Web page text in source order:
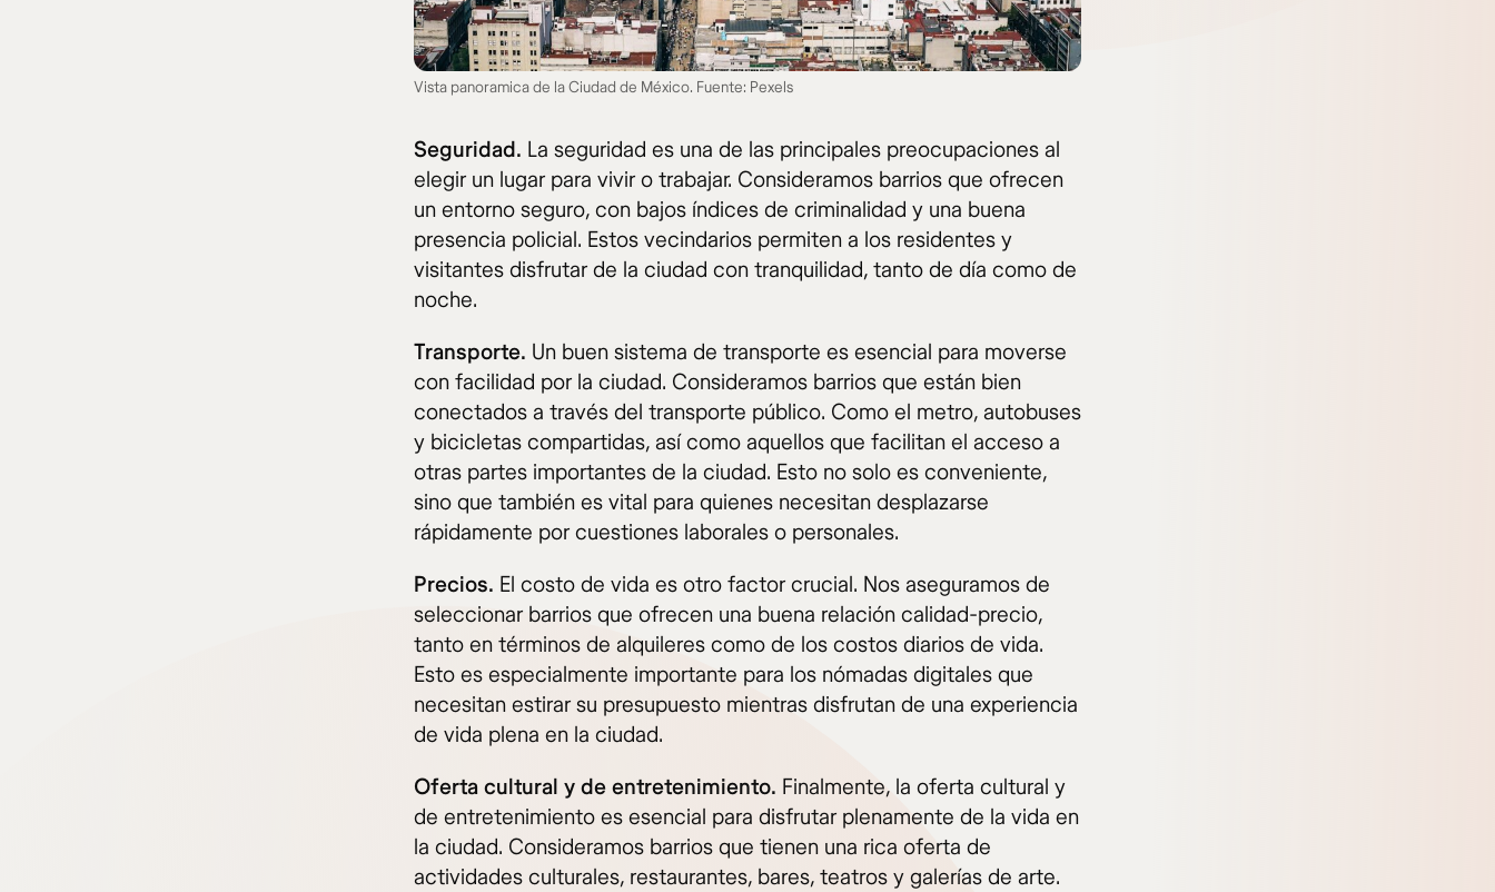
Vista panoramica de la Ciudad de México. Fuente: Pexels
Seguridad. La seguridad es una de las principales preocupaciones al
elegir un lugar para vivir o trabajar. Consideramos barrios que ofrecen
un entorno seguro, con bajos índices de criminalidad y una buena
presencia policial. Estos vecindarios permiten a los residentes y
visitantes disfrutar de la ciudad con tranquilidad, tanto de día como de
noche.
Transporte. Un buen sistema de transporte es esencial para moverse
con facilidad por la ciudad. Consideramos barrios que están bien
conectados a través del transporte público. Como el metro, autobuses
y bicicletas compartidas, así como aquellos que facilitan el acceso a
otras partes importantes de la ciudad. Esto no solo es conveniente,
sino que también es vital para quienes necesitan desplazarse
rápidamente por cuestiones laborales o personales.
Precios. El costo de vida es otro factor crucial. Nos aseguramos de
seleccionar barrios que ofrecen una buena relación calidad-precio,
tanto en términos de alquileres como de los costos diarios de vida.
Esto es especialmente importante para los nómadas digitales que
necesitan estirar su presupuesto mientras disfrutan de una experiencia
de vida plena en la ciudad.
Oferta cultural y de entretenimiento. Finalmente, la oferta cultural y
de entretenimiento es esencial para disfrutar plenamente de la vida en
la ciudad. Consideramos barrios que tienen una rica oferta de
actividades culturales, restaurantes, bares, teatros y galerías de arte.